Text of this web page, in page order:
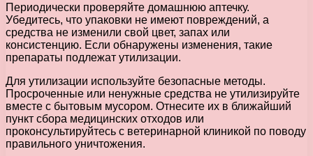
Периодически проверяйте домашнюю аптечку.
Убедитесь, что упаковки не имеют повреждений, а
средства не изменили свой цвет, запах или
консистенцию. Если обнаружены изменения, такие
препараты подлежат утилизации.
Для утилизации используйте безопасные методы.
Просроченные или ненужные средства не утилизируйте
вместе с бытовым мусором. Отнесите их в ближайший
пункт сбора медицинских отходов или
проконсультируйтесь с ветеринарной клиникой по поводу
правильного уничтожения.